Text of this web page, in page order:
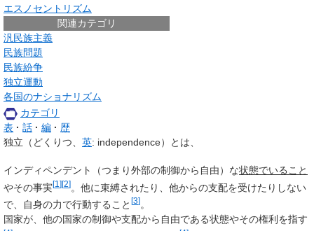
エスノセントリズム
関連カテゴリ
汎民族主義
民族問題
民族紛争
独立運動
各国のナショナリズム
カテゴリ
表
話 編
歴
独立 （どくりつ、 英: independence）とは、
インディペンデント（つまり外部の制御から自由）な状態でいること
やその事実[1 ][2]
。他に束縛されたり、他からの支配を受けたりしない
で、自身の力で行動すること [3] 。
国家が、他の国家の制御や支配から自由である状態やその権利を指す